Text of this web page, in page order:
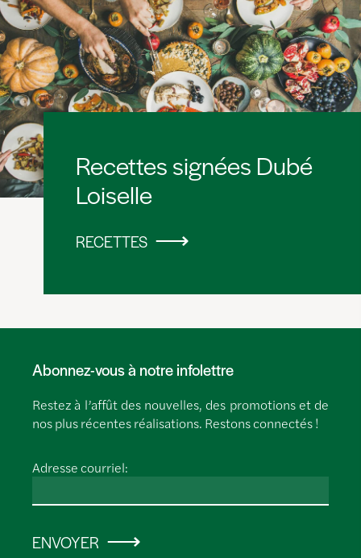
Recettes signées Dubé
Loiselle
RECETTES
Abonnez-vous à notre infolettre
Restez à l’affût des nouvelles, des promotions et de
nos plus récentes réalisations. Restons connectés !
Adresse courriel:
ENVOYER